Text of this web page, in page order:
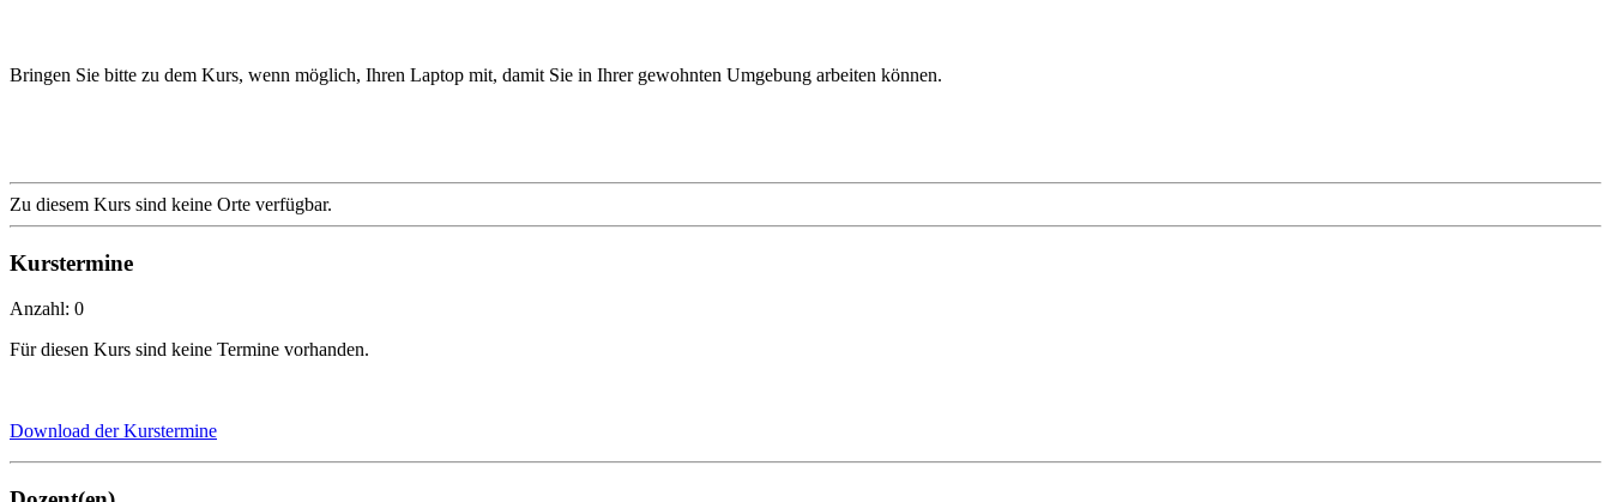
Bringen Sie bitte zu dem Kurs, wenn möglich, Ihren Laptop mit, damit Sie in Ihrer gewohnten Umgebung arbeiten können.
Zu diesem Kurs sind keine Orte verfügbar.
Kurstermine
Anzahl: 0
Für diesen Kurs sind keine Termine vorhanden.
Download der Kurstermine